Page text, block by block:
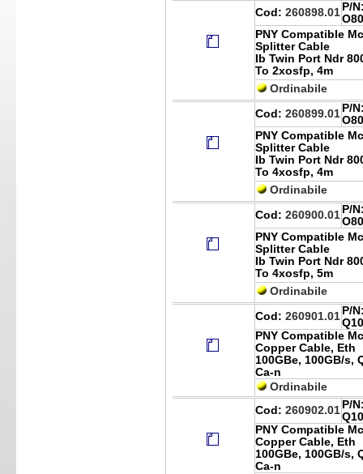
Cod: 260898.01 P/
PNY Compatible
Splitter Cable
Ib Twin Port Ndr
To 2xosfp, 4m
Ordinabile
Cod: 260899.01 P/
PNY Compatible
Splitter Cable
Ib Twin Port Ndr
To 4xosfp, 4m
Ordinabile
Cod: 260900.01 P/
PNY Compatible
Splitter Cable
Ib Twin Port Ndr
To 4xosfp, 5m
Ordinabile
Cod: 260901.01 P/
PNY Compatible
Copper Cable, Eth
100GBe, 100GB/s,
Ca-n
Ordinabile
Cod: 260902.01 P/
PNY Compatible
Copper Cable, Eth
100GBe, 100GB/s,
Ca-n